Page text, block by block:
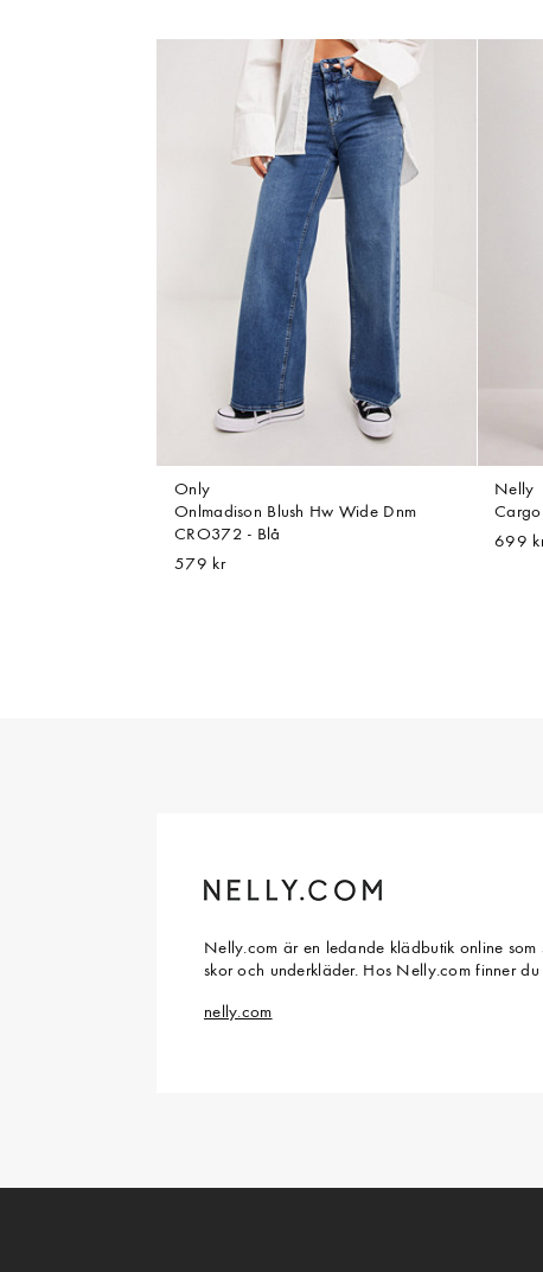
Only
Onlmadison Blush Hw Wide Dnm
CRO372 - Blå
579 kr
Nelly
Cargo
699
Nelly.com är en ledande klädbutik online
skor och underkläder. Hos Nelly.com finner
nelly.com